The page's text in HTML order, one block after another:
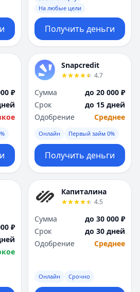
На любые цели
Получить деньги
₽
Snapcredit
4.7
Сумма
до 20 000 ₽
Срок
до 15 дней
Одобрение
Среднее
Онлайн Первый займ 0%
Получить деньги
₽
Капиталина
4.5
Сумма
до 30 000 ₽
Срок
до 30 дней
Одобрение
Среднее
Онлайн Срочно